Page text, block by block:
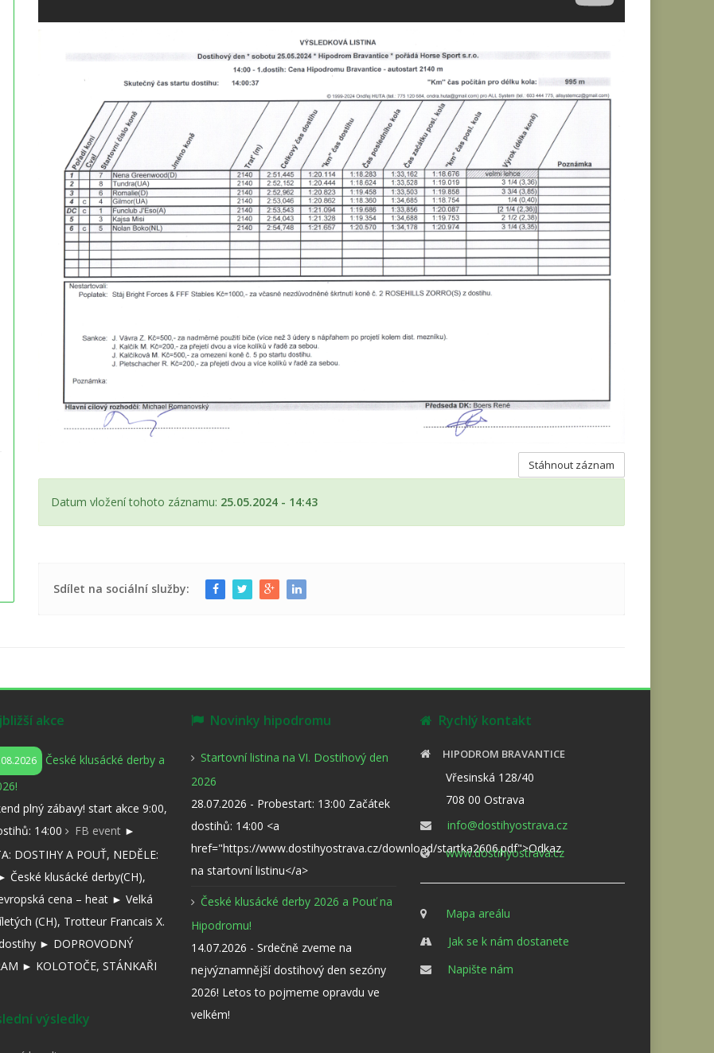
Stáhnout záznam
Datum vložení tohoto záznamu: 25.05.2024 - 14:43
Sdílet na sociální služby:
akce
České klusácké derby a
plný zábavy! start akce 9:00,
14:00
FB event►
DOSTIHY A POUŤ, NEDĚLE:
České klusácké derby(CH),
cena – heat ► Velká
(CH), Trotteur Francais X.
► DOPROVODNÝ
► KOLOTOČE, STÁNKAŘI
výsledky
Novinky hipodromu
Startovní listina na VI. Dostihový den
2026
28.07.2026 - Probestart: 13:00 Začátek
dostihů: 14:00 <a
href="https://www.dostihyostrava.cz/download/startka2606.pdf">Odkaz
na startovní listinu</a>
České klusácké derby 2026 a Pouť na
Hipodromu!
14.07.2026 - Srdečně zveme na
nejvýznamnější dostihový den sezóny
2026! Letos to pojmeme opravdu ve
velkém!
Rychlý kontakt
HIPODROM BRAVANTICE
Vřesinská 128/40
708 00 Ostrava
info@dostihyostrava.cz
www.dostihyostrava.cz
Mapa areálu
Jak se k nám dostanete
Napište nám